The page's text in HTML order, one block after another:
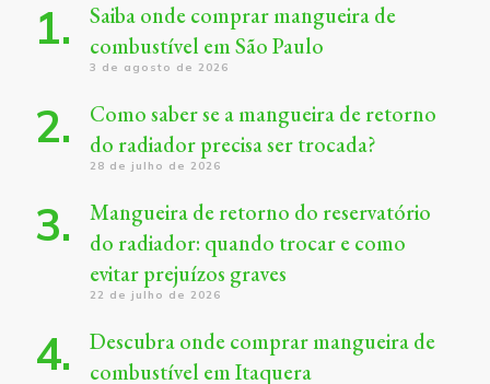
Saiba onde comprar mangueira de
combustível em São Paulo
3 de agosto de 2026
Como saber se a mangueira de retorno
do radiador precisa ser trocada?
28 de julho de 2026
Mangueira de retorno do reservatório
do radiador: quando trocar e como
evitar prejuízos graves
22 de julho de 2026
Descubra onde comprar mangueira de
combustível em Itaquera